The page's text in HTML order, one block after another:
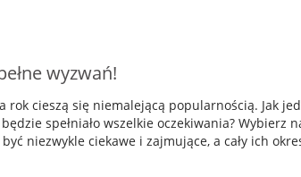
wyzwań!
rok cieszą się niemalejącą popularnością. Jak
spełniało wszelkie oczekiwania? Wybierz
niezwykle ciekawe i zajmujące, a cały ich